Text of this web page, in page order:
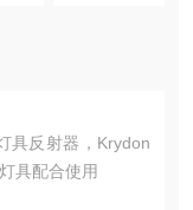
具反射器，Krydon
具配合使用